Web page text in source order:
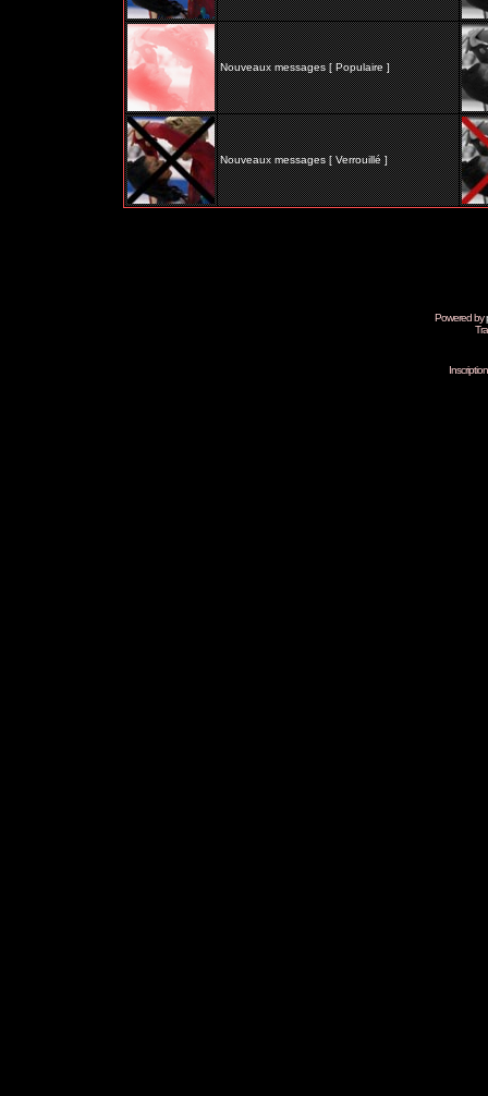
Nouveaux messages [ Populaire ]
Nouveaux messages [ Verrouillé ]
Powered by